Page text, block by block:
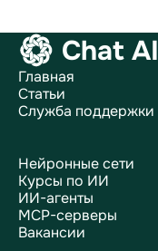
Chat AI
Главная
Статьи
Служба поддержки
Нейронные сети
Курсы по ИИ
ИИ-агенты
MCP-серверы
Вакансии